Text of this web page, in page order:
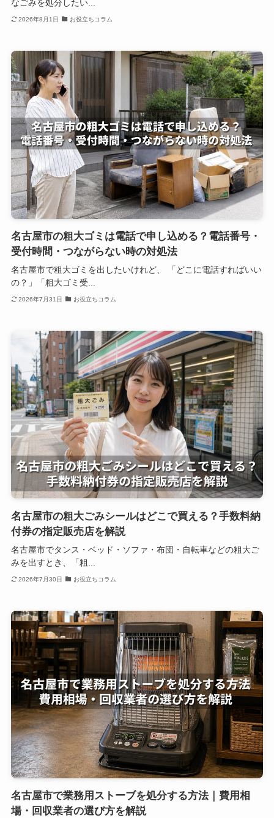
なごみを処分したい...
2026年8月1日 お役立ちコラム
名古屋市の粗大ゴミは電話で申し込める？電話番号・
受付時間・つながらない時の対処法
名古屋市で粗大ゴミを出したいけれど、 「どこに電話すればいい
の？」「粗大ゴミ受...
2026年7月31日 お役立ちコラム
名古屋市の粗大ごみシールはどこで買える？手数料納
付券の指定販売店を解説
名古屋市でタンス・ベッド・ソファ・布団・自転車などの粗大ご
みを出すとき、「粗...
2026年7月30日 お役立ちコラム
名古屋市で業務用ストーブを処分する方法｜費用相
場・回収業者の選び方を解説